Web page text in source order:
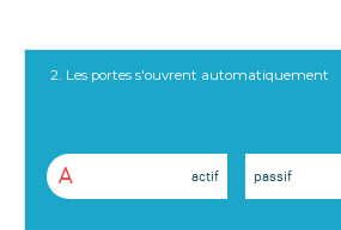
2. Les portes s'ouvrent automatiquement
A actif passif